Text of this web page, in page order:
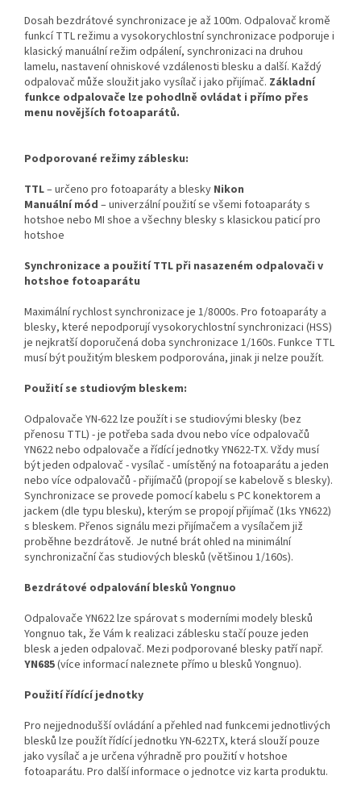
Dosah bezdrátové synchronizace je až 100m. Odpalovač kromě
funkcí TTL režimu a vysokorychlostní synchronizace podporuje i
klasický manuální režim odpálení, synchronizaci na druhou
lamelu, nastavení ohniskové vzdálenosti blesku a další. Každý
odpalovač může sloužit jako vysílač i jako přijímač. Základní
funkce odpalovače lze pohodlně ovládat i přímo přes
menu novějších fotoaparátů.
Podporované režimy záblesku:
TTL– určeno pro fotoaparáty a blesky Nikon
Manuální mód – univerzální použití se všemi fotoaparáty s
hotshoe nebo MI shoe a všechny blesky s klasickou paticí pro
hotshoe
Synchronizace a použití TTL při nasazeném odpalovači v
hotshoe fotoaparátu
Maximální rychlost synchronizace je 1/8000s. Pro fotoaparáty a
blesky, které nepodporují vysokorychlostní synchronizaci (HSS)
je nejkratší doporučená doba synchronizace 1/160s. Funkce TTL
musí být použitým bleskem podporována, jinak ji nelze použít.
Použití se studiovým bleskem:
Odpalovače YN-622 lze použít i se studiovými blesky (bez
přenosu TTL) - je potřeba sada dvou nebo více odpalovačů
YN622 nebo odpalovače a řídící jednotky YN622-TX. Vždy musí
být jeden odpalovač - vysílač - umístěný na fotoaparátu a jeden
nebo více odpalovačů - přijímačů (propojí se kabelově s blesky).
Synchronizace se provede pomocí kabelu s PC konektorem a
jackem (dle typu blesku), kterým se propojí přijímač (1ks YN622)
s bleskem. Přenos signálu mezi přijímačem a vysílačem již
proběhne bezdrátově. Je nutné brát ohled na minimální
synchronizační čas studiových blesků (většinou 1/160s).
Bezdrátové odpalování blesků Yongnuo
Odpalovače YN622 lze spárovat s moderními modely blesků
Yongnuo tak, že Vám k realizaci záblesku stačí pouze jeden
blesk a jeden odpalovač. Mezi podporované blesky patří např.
YN685(více informací naleznete přímo u blesků Yongnuo).
Použití řídící jednotky
Pro nejjednodušší ovládání a přehled nad funkcemi jednotlivých
blesků lze použít řídící jednotku YN-622TX, která slouží pouze
jako vysílač a je určena výhradně pro použití v hotshoe
fotoaparátu. Pro další informace o jednotce viz karta produktu.